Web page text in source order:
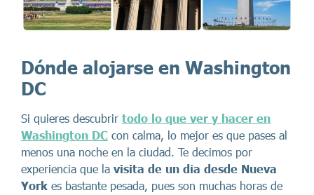
Dónde alojarse en Washington
DC
Si quieres descubrir todo lo que ver y hacer en
Washington DC con calma, lo mejor es que pases al
menos una noche en la ciudad. Te decimos por
experiencia que la visita de un día desde Nueva
York es bastante pesada, pues son muchas horas de